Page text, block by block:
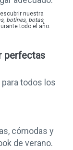
nuestra
, botines, botas,
todo el año.
perfectas
todos los
cómodas y
de verano.